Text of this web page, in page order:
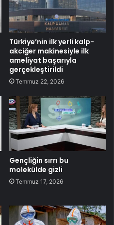
Türkiye’nin ilk yerli kalp-
akciğer makinesiyle ilk
ameliyat başarıyla
gerçekleştirildi
Temmuz 22, 2026
Gençliğin sırrı bu
molekülde gizli
Temmuz 17, 2026